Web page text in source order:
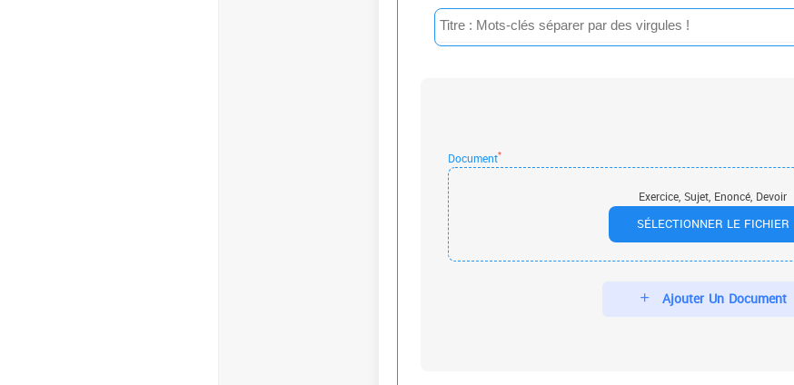
Document*
Exercice, Sujet, Enoncé, Devoir
SÉLECTIONNER LE FICHIER
Ajouter Un Document